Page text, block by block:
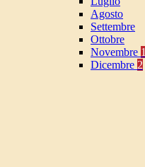
Agosto
Settembre
Ottobre
Novembre 1
Dicembre 2